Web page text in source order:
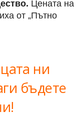
Цената на
от „Пътно
ни
бъдете